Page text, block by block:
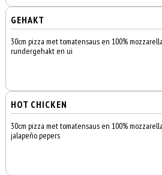
GEHAKT
30cm pizza met tomatensaus en 100%
rundergehakt en ui
HOT CHICKEN
30cm pizza met tomatensaus en 100%
jalapeño pepers